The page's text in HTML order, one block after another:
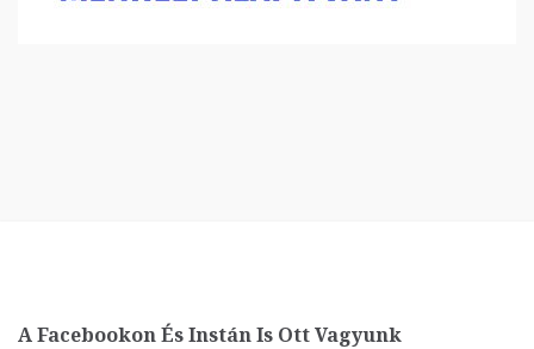
A Facebookon És Instán Is Ott Vagyunk